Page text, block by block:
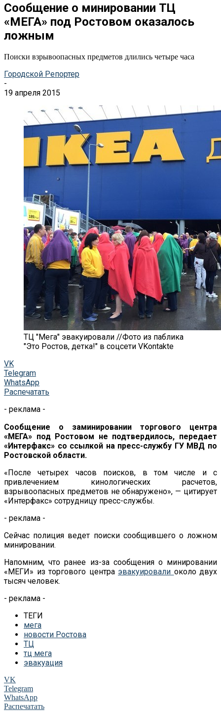
Сообщение о минировании ТЦ
«МЕГА» под Ростовом оказалось
ложным
Поиски взрывоопасных предметов длились четыре часа
Городской Репортер
-
19 апреля 2015
ТЦ "Мега" эвакуировали //Фото из паблика
"Это Ростов, детка!" в соцсети VKontakte
VK
Telegram
WhatsApp
Распечатать
- реклама -
Сообщение о заминировании торгового центра
«МЕГА» под Ростовом не подтвердилось, передает
«Интерфакс» со ссылкой на пресс-службу ГУ МВД по
Ростовской области.
«После четырех часов поисков, в том числе и с
привлечением кинологических расчетов,
взрывоопасных предметов не обнаружено», — цитирует
«Интерфакс» сотрудницу пресс-службы.
- реклама -
Сейчас полиция ведет поиски сообщившего о ложном
минировании.
Напомним, что ранее из-за сообщения о минировании
«МЕГИ» из торгового центра эвакуировали около двух
тысяч человек.
- реклама -
ТЕГИ
мега
новости Ростова
ТЦ
тц мега
эвакуация
VK
Telegram
WhatsApp
Распечатать